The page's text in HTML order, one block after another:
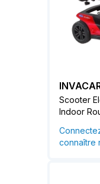
Scooter
Indoor
connaître